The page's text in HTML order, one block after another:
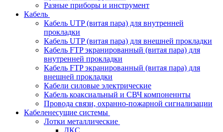
Разные приборы и инструмент
Кабель
Кабель UTP (витая пара) для внутренней
прокладки
Кабель UTP (витая пара) для внешней прокладки
Кабель FTP экранированный (витая пара) для
внутренней прокладки
Кабель FTP экранированный (витая пара) для
внешней прокладки
Кабели силовые электрические
Кабель коаксиальный и СВЧ компоненнты
Провода связи, охранно-пожарной сигнализации
Кабеленесущие системы
Лотки металлические
ДКС